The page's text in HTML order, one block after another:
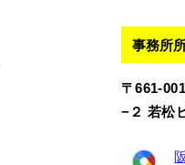
事務所
〒661-
−２ 若松